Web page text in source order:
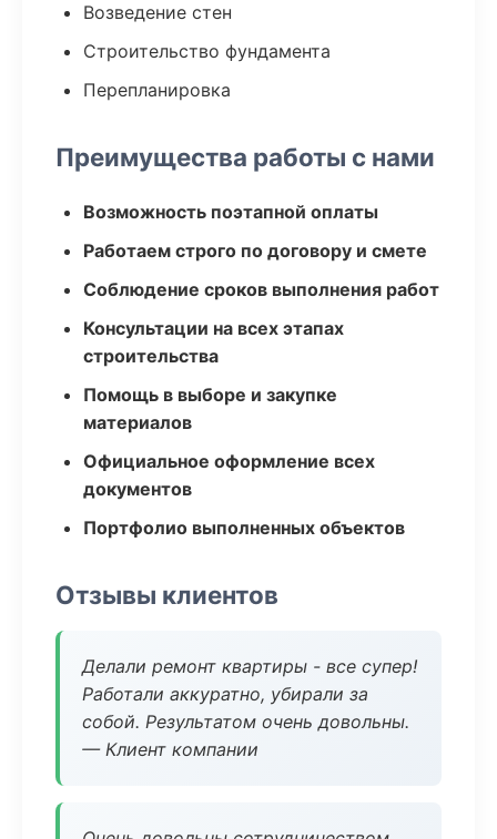
Возведение стен
Строительство фундамента
Перепланировка
Преимущества работы с нами
Возможность поэтапной оплаты
Работаем строго по договору и смете
Соблюдение сроков выполнения работ
Консультации на всех этапах
строительства
Помощь в выборе и закупке
материалов
Официальное оформление всех
документов
Портфолио выполненных объектов
Отзывы клиентов
Делали ремонт квартиры - все супер!
Работали аккуратно, убирали за
собой. Результатом очень довольны.
— Клиент компании